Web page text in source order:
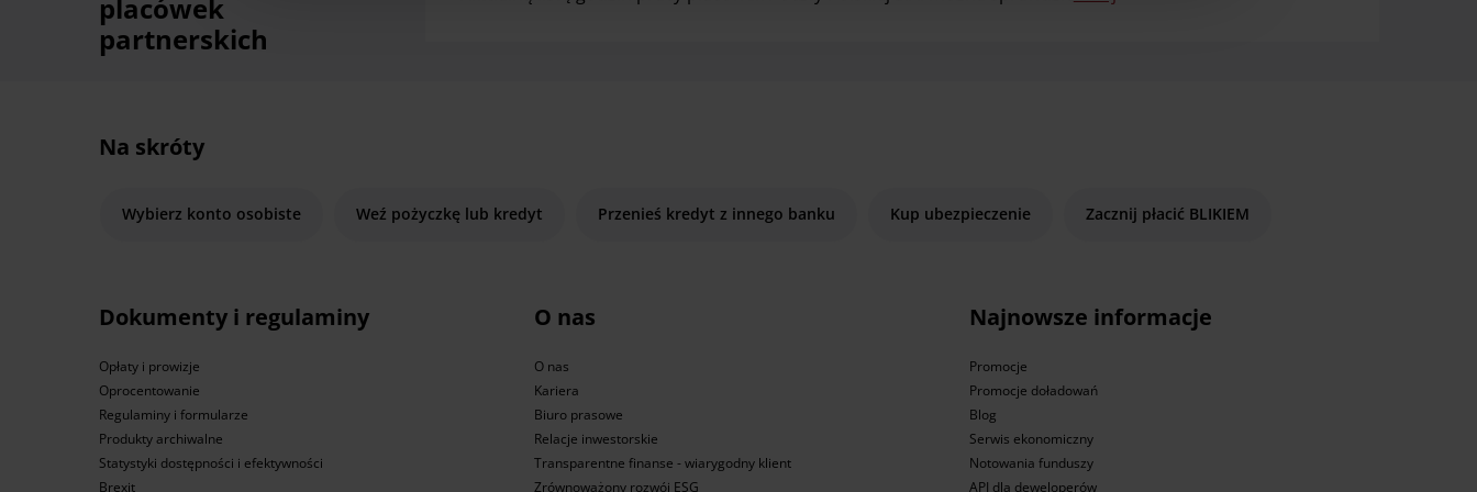
placówek
partnerskich
Na skróty
Wybierz konto osobiste Weź pożyczkę lub kredyt Przenieś kredyt z innego banku Kup ubezpieczenie Zacznij płacić BLIKIEM
Dokumenty i regulaminy
Opłaty i prowizje
Oprocentowanie
Regulaminy i formularze
Produkty archiwalne
Statystyki dostępności i efektywności
Brexit
O nas
O nas
Kariera
Biuro prasowe
Relacje inwestorskie
Transparentne finanse - wiarygodny klient
Zrównoważony rozwój ESG
Najnowsze informacje
Promocje
Promocje doładowań
Blog
Serwis ekonomiczny
Notowania funduszy
API dla deweloperów